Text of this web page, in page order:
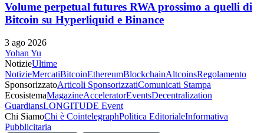
Volume perpetual futures RWA prossimo a quelli di
Bitcoin su Hyperliquid e Binance
3 ago 2026
Yohan Yu
NotizieUltime
NotizieMercatiBitcoinEthereumBlockchainAltcoinsRegolamento
SponsorizzatoArticoli SponsorizzatiComunicati Stampa
EcosistemaMagazineAcceleratorEventsDecentralization
GuardiansLONGITUDE Event
Chi SiamoChi è CointelegraphPolitica EditorialeInformativa
Pubblicitaria